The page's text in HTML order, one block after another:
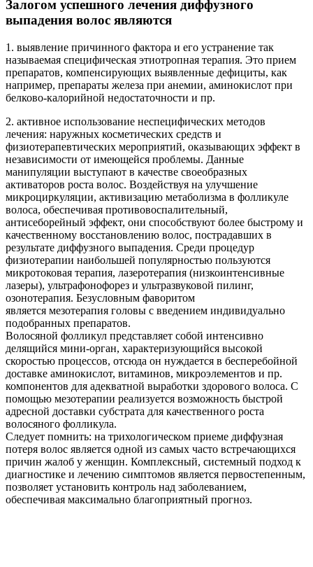
Залогом успешного лечения диффузного
выпадения волос являются
1. выявление причинного фактора и его устранение так
называемая специфическая этиотропная терапия. Это прием
препаратов, компенсирующих выявленные дефициты, как
например, препараты железа при анемии, аминокислот при
белково-калорийной недостаточности и пр.
2. активное использование неспецифических методов
лечения: наружных косметических средств и
физиотерапевтических мероприятий, оказывающих эффект в
независимости от имеющейся проблемы. Данные
манипуляции выступают в качестве своеобразных
активаторов роста волос. Воздействуя на улучшение
микроциркуляции, активизацию метаболизма в фолликуле
волоса, обеспечивая противовоспалительный,
антисеборейный эффект, они способствуют более быстрому и
качественному восстановлению волос, пострадавших в
результате диффузного выпадения. Среди процедур
физиотерапии наибольшей популярностью пользуются
микротоковая терапия, лазеротерапия (низкоинтенсивные
лазеры), ультрафонофорез и ультразвуковой пилинг,
озонотерапия. Безусловным фаворитом
является мезотерапия головы с введением индивидуально
подобранных препаратов.
Волосяной фолликул представляет собой интенсивно
делящийся мини-орган, характеризующийся высокой
скоростью процессов, отсюда он нуждается в бесперебойной
доставке аминокислот, витаминов, микроэлементов и пр.
компонентов для адекватной выработки здорового волоса. С
помощью мезотерапии реализуется возможность быстрой
адресной доставки субстрата для качественного роста
волосяного фолликула.
Следует помнить: на трихологическом приеме диффузная
потеря волос является одной из самых часто встречающихся
причин жалоб у женщин. Комплексный, системный подход к
диагностике и лечению симптомов является первостепенным,
позволяет установить контроль над заболеванием,
обеспечивая максимально благоприятный прогноз.